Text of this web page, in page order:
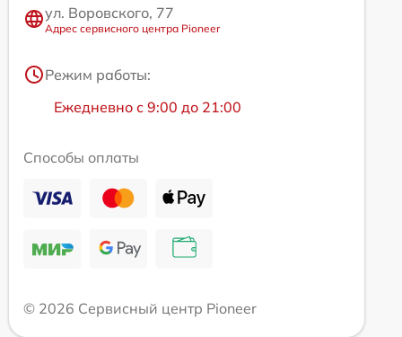
ул. Воровского, 77
Адрес сервисного центра Pioneer
Режим работы:
Ежедневно с 9:00 до 21:00
Способы оплаты
© 2026 Сервисный центр Pioneer